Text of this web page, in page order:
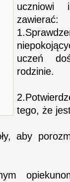
zawierać:
uczeń
rodzinie.
tego, że
aby